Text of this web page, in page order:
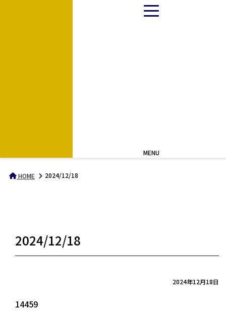
MENU
HOME 2024/12/18
2024/12/18
2024年12月18日
14459